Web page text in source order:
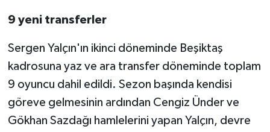
9 yeni transferler
Sergen Yalçın'ın ikinci döneminde Beşiktaş
kadrosuna yaz ve ara transfer döneminde toplam
9 oyuncu dahil edildi. Sezon başında kendisi
göreve gelmesinin ardından Cengiz Ünder ve
Gökhan Sazdağı hamlelerini yapan Yalçın, devre